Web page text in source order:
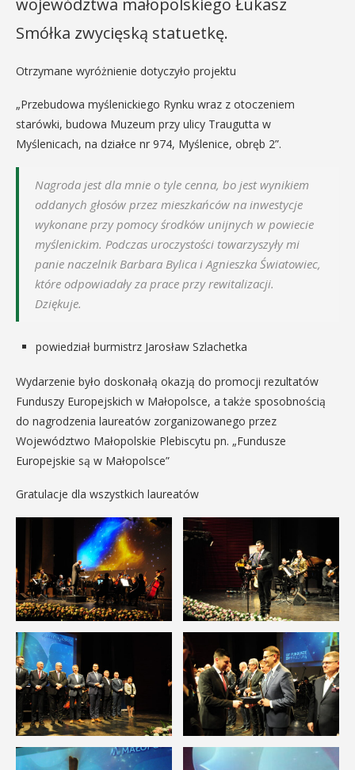
województwa małopolskiego Łukasz
Smółka zwycięską statuetkę.
Otrzymane wyróżnienie dotyczyło projektu
„Przebudowa myślenickiego Rynku wraz z otoczeniem
starówki, budowa Muzeum przy ulicy Traugutta w
Myślenicach, na działce nr 974, Myślenice, obręb 2”.
Nagroda jest dla mnie o tyle cenna, bo jest wynikiem
oddanych głosów przez mieszkańców na inwestycje
wykonane przy pomocy środków unijnych w powiecie
myślenickim. Podczas uroczystości towarzyszyły mi
panie naczelnik Barbara Bylica i Agnieszka Światowiec,
które odpowiadały za prace przy rewitalizacji.
Dziękuje.
powiedział burmistrz Jarosław Szlachetka
Wydarzenie było doskonałą okazją do promocji rezultatów
Funduszy Europejskich w Małopolsce, a także sposobnością
do nagrodzenia laureatów zorganizowanego przez
Województwo Małopolskie Plebiscytu pn. „Fundusze
Europejskie są w Małopolsce”
Gratulacje dla wszystkich laureatów